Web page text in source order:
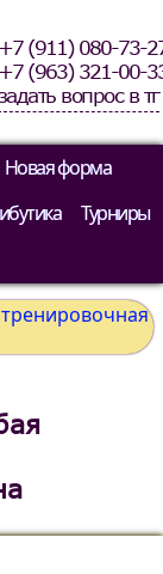
+7 (911) 080-73-
+7 (963) 321-00-
вопрос в тг
Новая форма
Турниры
тренировочная